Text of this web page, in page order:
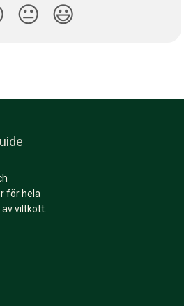
😐 😃
för hela
viltkött.